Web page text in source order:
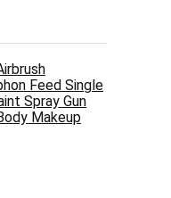
Feed Single
Spray Gun
Makeup